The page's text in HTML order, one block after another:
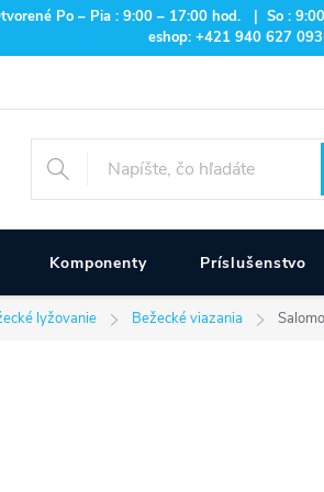
Po – Pia : 9:00 – 17:00 hod. | So :
eshop: +421 940 627 093
Komponenty Príslušenstvo
lyžovanie Bežecké viazania